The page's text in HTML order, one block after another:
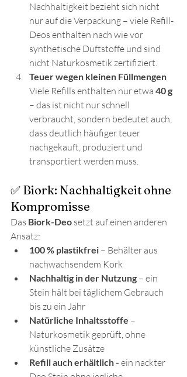
Nachhaltigkeit bezieht sich nicht
nur auf die Verpackung – viele Refill-
Deos enthalten nach wie vor
synthetische Duftstoffe und sind
nicht Naturkosmetik zertifiziert.
Teuer wegen kleinen Füllmengen
Viele Refills enthalten nur etwa 40 g
– das ist nicht nur schnell
verbraucht, sondern bedeutet auch,
dass deutlich häufiger teuer
nachgekauft, produziert und
transportiert werden muss.
✅ Biork: Nachhaltigkeit ohne
Kompromisse
Das Biork-Deo setzt auf einen anderen
Ansatz:
100 % plastikfrei – Behälter aus
nachwachsendem Kork
Nachhaltig in der Nutzung – ein
Stein hält bei täglichem Gebrauch
bis zu ein Jahr
Natürliche Inhaltsstoffe –
Naturkosmetik geprüft, ohne
künstliche Zusätze
Refill auch erhältlich - ein nackter